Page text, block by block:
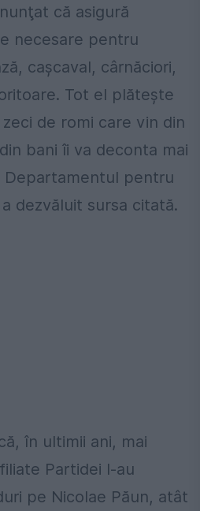
că asigură
necesare pentru
caşcaval, cârnăciori,
Tot el plăteşte
de romi care vin din
bani îi va deconta mai
Departamentul pentru
dezvăluit sursa citată.
în ultimii ani, mai
Partidei l-au
pe Nicolae Păun, atât